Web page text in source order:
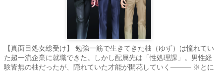
【真面目処女総受け】 勉強一筋で生きてきた柚（ゆず）は憧れてい
た超一流企業に就職できた。しかし配属先は「性処理課」。男性経
験皆無の柚だったが、隠れていた才能が開花していく――― ※とに